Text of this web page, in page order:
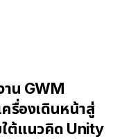
น GWM
รื่องเดินหน้าสู่
ต้แนวคิด Unity